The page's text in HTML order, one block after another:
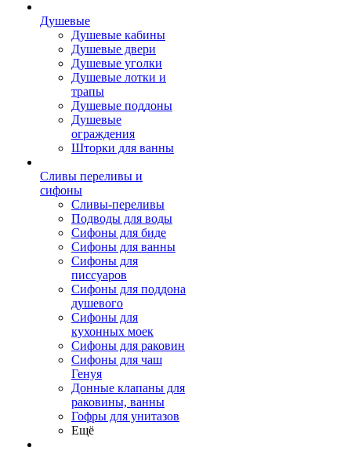
Душевые
Душевые кабины
Душевые двери
Душевые уголки
Душевые лотки и
трапы
Душевые поддоны
Душевые
ограждения
Шторки для ванны
Сливы переливы и
сифоны
Сливы-переливы
Подводы для воды
Сифоны для биде
Сифоны для ванны
Сифоны для
писсуаров
Сифоны для поддона
душевого
Сифоны для
кухонных моек
Сифоны для раковин
Сифоны для чаш
Генуя
Донные клапаны для
раковины, ванны
Гофры для унитазов
Ещё